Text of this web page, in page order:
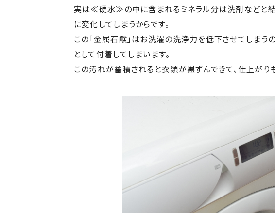
実は≪硬水≫の中に含まれるミネラル分は洗剤などと結
に変化してしまうからです。
この「金属石鹸」はお洗濯の洗浄力を低下させてしまう
として付着してしまいます。
この汚れが蓄積されると衣類が黒ずんできて、仕上がり